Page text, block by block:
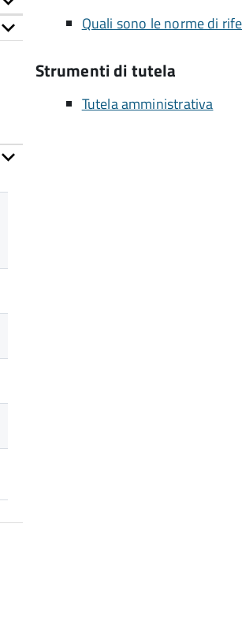
Quali sono le norme di
Strumenti di tutela
Tutela amministrativa